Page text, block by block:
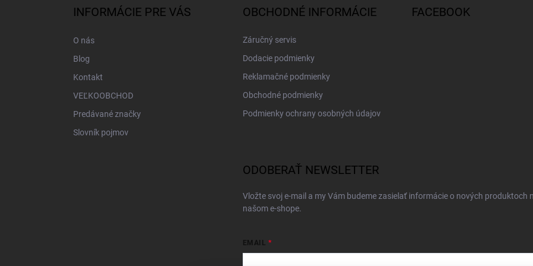
INFORMÁCIE PRE VÁS
O nás
Blog
Kontakt
VEĽKOOBCHOD
Predávané značky
Slovník pojmov
OBCHODNÉ INFORMÁCIE
Záručný servis
Dodacie podmienky
Reklamačné podmienky
Obchodné podmienky
Podmienky ochrany osobných údajov
FACEBOOK
ODOBERAŤ NEWSLETTER
Vložte svoj e-mail a my Vám budeme zasielať informácie o nových produktoch
našom e-shope.
EMAIL